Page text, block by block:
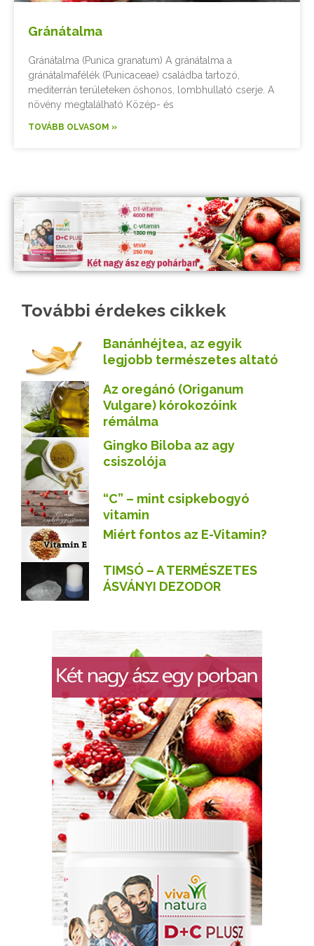
Gránátalma
Gránátalma (Punica granatum) A gránátalma a
gránátalmafélék (Punicaceae) családba tartozó,
mediterrán területeken őshonos, lombhullató cserje. A
növény megtalálható Közép- és
TOVÁBB OLVASOM »
További érdekes cikkek
Banánhéjtea, az egyik
legjobb természetes altató
Az oregánó (Origanum
Vulgare) kórokozóink
rémálma
Gingko Biloba az agy
csiszolója
“C” – mint csipkebogyó
vitamin
Miért fontos az E-Vitamin?
TIMSÓ – A TERMÉSZETES
ÁSVÁNYI DEZODOR